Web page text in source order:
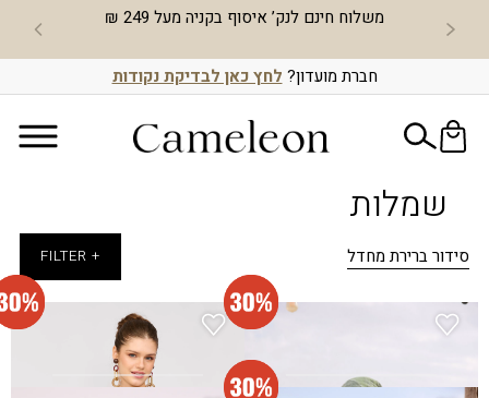
חינם לנק’ איסוף בקניה מעל 249 ₪ חדש באתר – צוברות
חברת מועדון? לחץ כאן לבדיקת נקודות
שמלות
סידור ברירת מחדל + FILTER
שמלת מרים - שחור
₪175.00